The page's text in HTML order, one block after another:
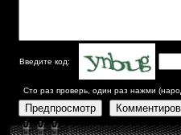
Введите код:
Сто раз проверь, один раз нажми
Предпросмотр